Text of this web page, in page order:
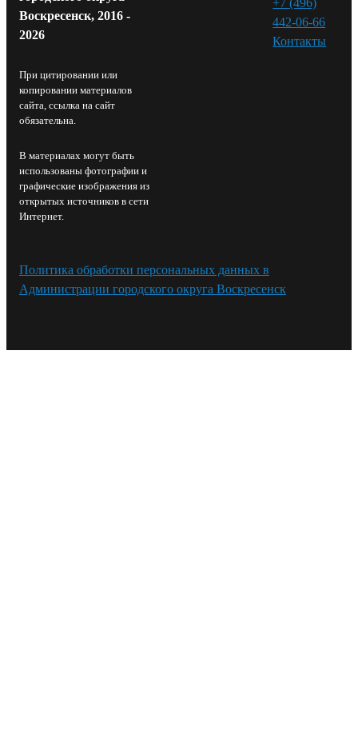
Воскресенск, 2016 -
2026
При цитировании или
копировании материалов
сайта, ссылка на сайт
обязательна.
В материалах могут быть
использованы фотографии и
графические изображения из
открытых источников в сети
Интернет.
442-06-66
Контакты⁠
Политика обработки персональных данных в
Администрации городского округа Воскресенск